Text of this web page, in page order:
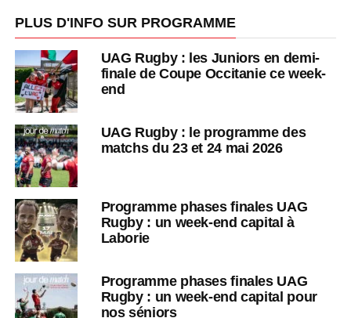
PLUS D'INFO SUR PROGRAMME
UAG Rugby : les Juniors en demi-
finale de Coupe Occitanie ce week-
end
UAG Rugby : le programme des
matchs du 23 et 24 mai 2026
Programme phases finales UAG
Rugby : un week-end capital à
Laborie
Programme phases finales UAG
Rugby : un week-end capital pour
nos séniors